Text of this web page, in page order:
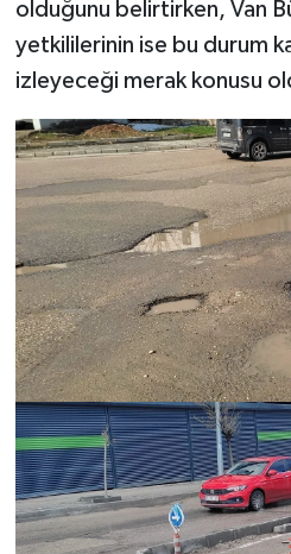
olduğunu belirtirken, Van
yetkililerinin ise bu durum
izleyeceği merak konusu